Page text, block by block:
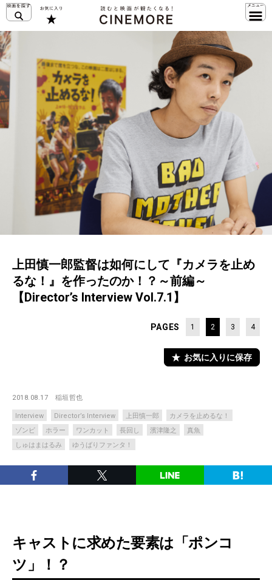
上田慎一郎監督は如何にして『カメラを止め
るな！』を作ったのか！？～前編～
【Director’s Interview Vol.7.1】
PAGES 1 2 3 4
お気に入りに保存
2018.08.17 稲垣哲也
Interview Director’s Interview 上田慎一郎
カメラを止めるな！
ゾンビ
ホラー ワンカット 長回し 濱津隆之
真魚
しゅはまはるみ
ゆうばりファンタ！
キャストに求めた要素は「ポンコ
ツ」！？